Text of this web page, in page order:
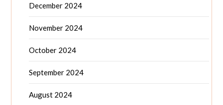
December 2024
November 2024
October 2024
September 2024
August 2024